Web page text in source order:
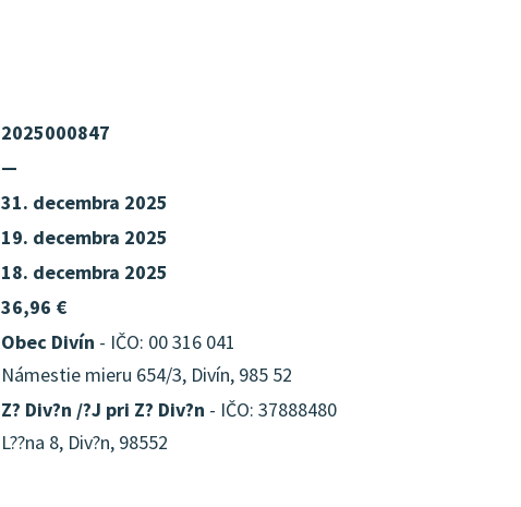
2025000847
—
31. decembra 2025
19. decembra 2025
18. decembra 2025
36,96 €
Obec Divín - IČO: 00 316 041
Námestie mieru 654/3, Divín, 985 52
Z? Div?n /?J pri Z? Div?n - IČO: 37888480
L??na 8, Div?n, 98552